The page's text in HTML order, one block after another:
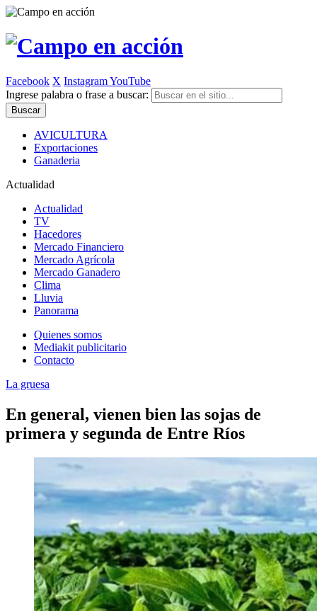
Facebook X InstagramYouTube
Ingrese palabra o frase a buscar:
AVICULTURA
Exportaciones
Ganaderia
Actualidad
Actualidad
TV
Hacedores
Mercado Financiero
Mercado Agrícola
Mercado Ganadero
Clima
Lluvia
Panorama
Quienes somos
Mediakit publicitario
Contacto
La gruesa
En general, vienen bien las sojas de
primera y segunda de Entre Ríos